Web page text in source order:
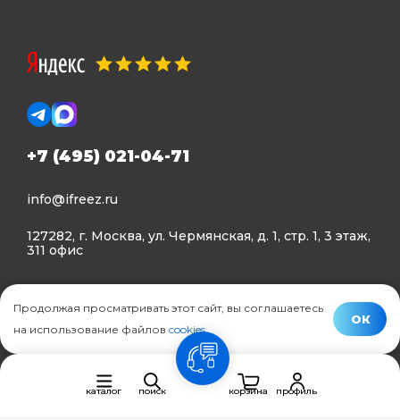
+7 (495) 021-04-71
info@ifreez.ru
127282, г. Москва, ул. Чермянская, д. 1, стр. 1, 3 этаж,
311 офис
Политика конфиденциальности
Политика использования Cookies
© Ifreez - продажа и установка климатической техники,
каталог поиск
связь
корзина
профиль
Продолжая просматривать этот сайт, вы соглашаетесь
на использование файлов cookies.
ОК